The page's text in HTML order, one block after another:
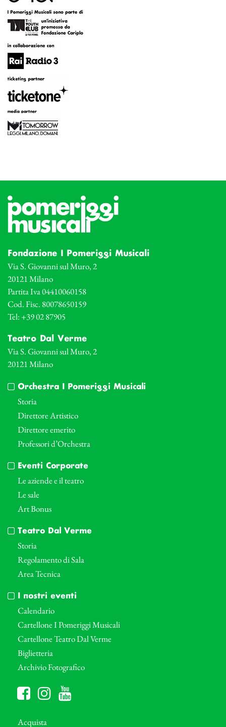
Fondazione I Pomeriggi Musicali
Via S. Giovanni sul Muro, 2
20121 Milano
Partita Iva 04410060158
Cod. Fisc. 80078650159
Tel: +39 02 87905
Teatro Dal Verme
Via S. Giovanni sul Muro, 2
20121 Milano
Orchestra I Pomeriggi Musicali
Storia
Direttore Artistico
Direttore emerito
Professori d’Orchestra
Eventi Corporate
Le aziende e il teatro
Le sale
Art Bonus
Teatro Dal Verme
Storia
Regolamento di Sala
Area Tecnica
I nostri eventi
Calendario
Cartellone I Pomeriggi Musicali
Cartellone Teatro Dal Verme
Biglietteria
Archivio Fotografico
Acquista